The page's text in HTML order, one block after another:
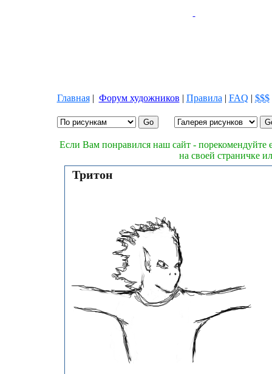
Главная| Форум художников | Правила | FAQ | $$$
Если Вам понравился наш сайт - порекомендуйте
на своей страничке
Тритон